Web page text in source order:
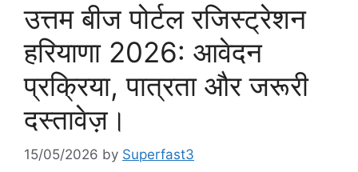
उत्तम बीज पोर्टल रजिस्ट्रेशन
हरियाणा 2026: आवेदन
प्रक्रिया, पात्रता और जरूरी
दस्तावेज़।
15/05/2026 by Superfast3